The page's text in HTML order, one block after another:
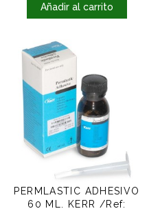
Añadir al carrito
PERMLASTIC ADHESIVO
60 ML. KERR /Ref: